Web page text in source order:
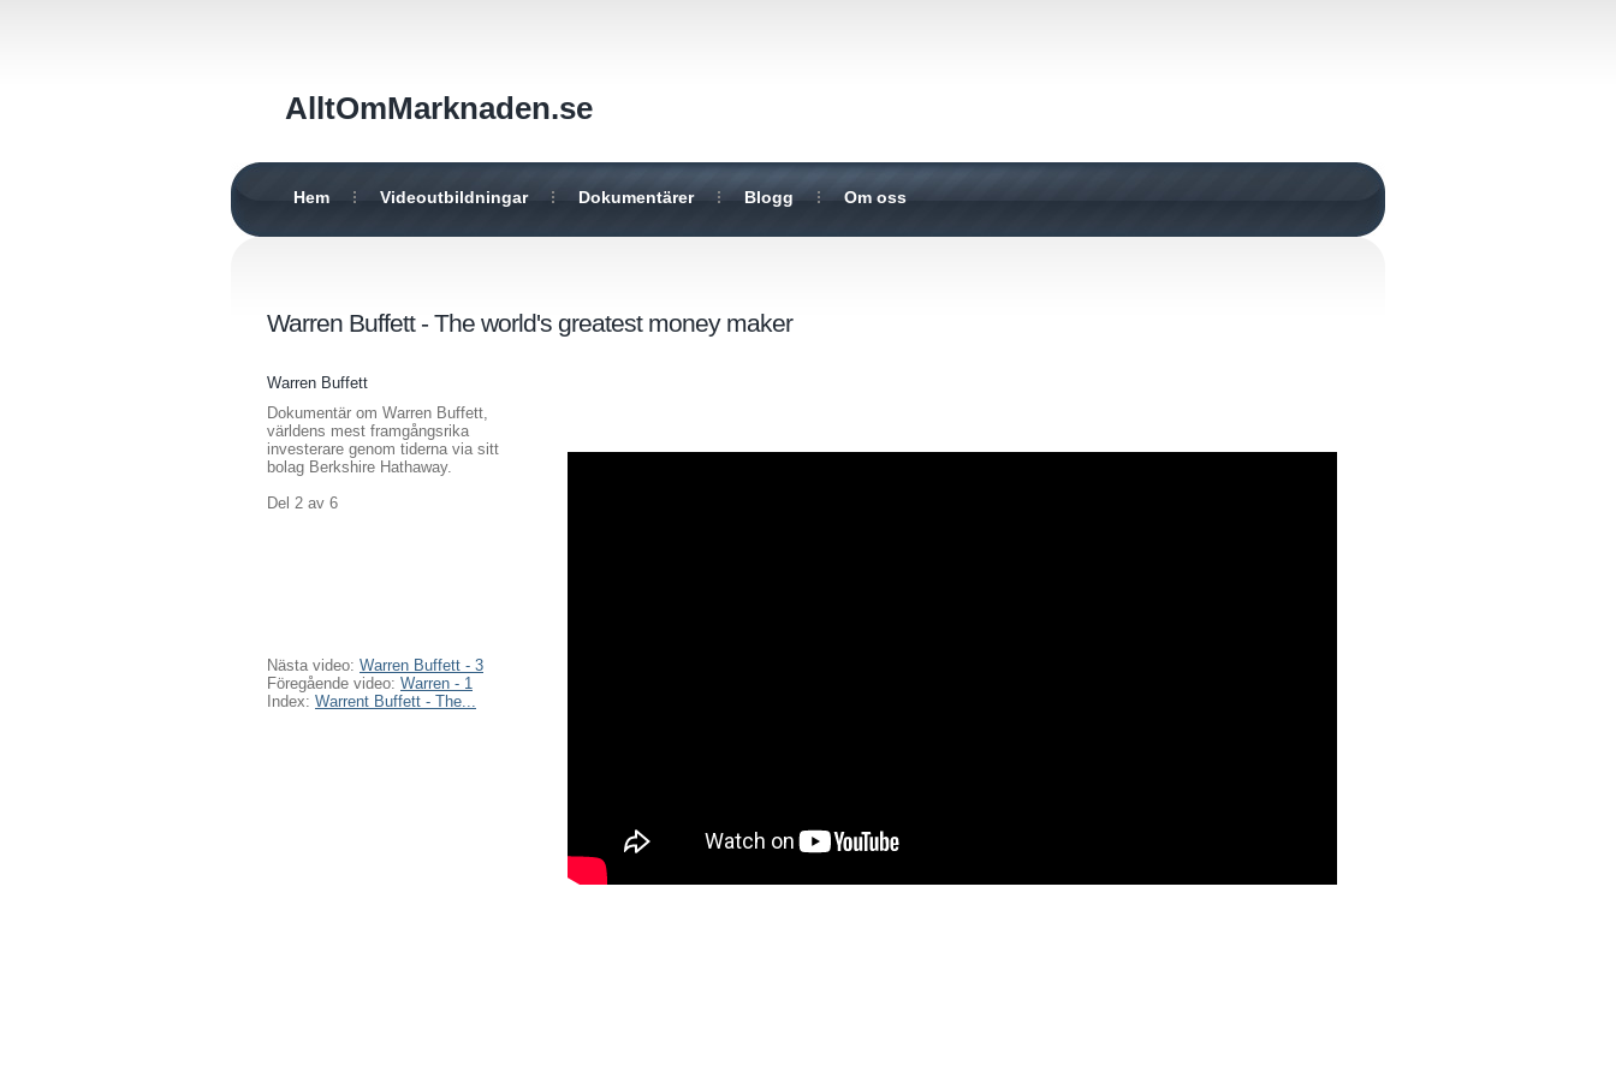
AlltOmMarknaden.se
Hem Videoutbildningar Dokumentärer Blogg Om oss
Warren Buffett - The world's greatest money maker
Warren Buffett
Dokumentär om Warren Buffett,
världens mest framgångsrika
investerare genom tiderna via sitt
bolag Berkshire Hathaway.
Del 2 av 6
Nästa video: Warren Buffett - 3
Föregående video: Warren - 1
Index: Warrent Buffett - The...